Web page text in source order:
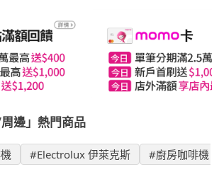
邊」熱門商品
#Electrolux 伊萊克斯 #廚房咖啡機